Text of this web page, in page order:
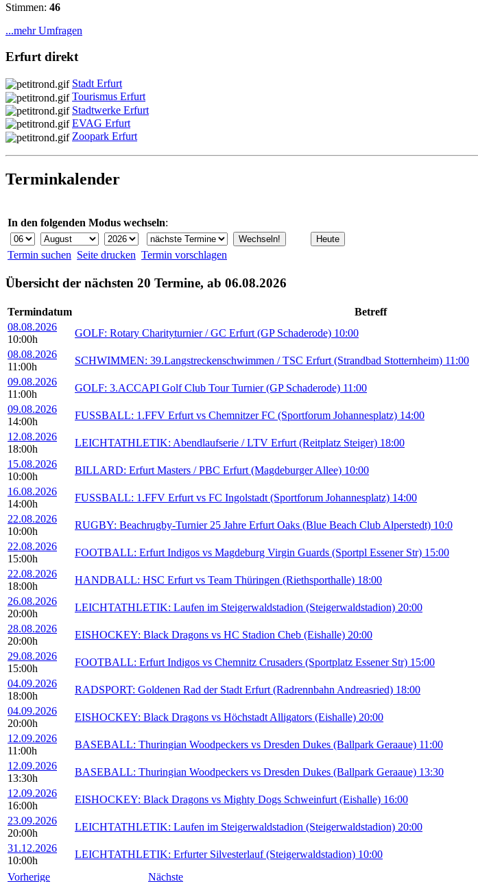
Stimmen: 46
...mehr Umfragen
Erfurt direkt
Stadt Erfurt
Tourismus Erfurt
Stadtwerke Erfurt
EVAG Erfurt
Zoopark Erfurt
Terminkalender
In den folgenden Modus wechseln:
Termin suchen Seite drucken Termin vorschlagen
Übersicht der nächsten 20 Termine, ab 06.08.2026
Termindatum
Betreff
08.08.2026
10:00h
GOLF: Rotary Charityturnier / GC Erfurt (GP Schaderode) 10:00
08.08.2026
11:00h
SCHWIMMEN: 39.Langstreckenschwimmen / TSC Erfurt (Strandbad Stotternheim) 11:00
09.08.2026
11:00h
GOLF: 3.ACCAPI Golf Club Tour Turnier (GP Schaderode) 11:00
09.08.2026
14:00h
FUSSBALL: 1.FFV Erfurt vs Chemnitzer FC (Sportforum Johannesplatz) 14:00
12.08.2026
18:00h
LEICHTATHLETIK: Abendlaufserie / LTV Erfurt (Reitplatz Steiger) 18:00
15.08.2026
10:00h
BILLARD: Erfurt Masters / PBC Erfurt (Magdeburger Allee) 10:00
16.08.2026
14:00h
FUSSBALL: 1.FFV Erfurt vs FC Ingolstadt (Sportforum Johannesplatz) 14:00
22.08.2026
10:00h
RUGBY: Beachrugby-Turnier 25 Jahre Erfurt Oaks (Blue Beach Club Alperstedt) 10:0
22.08.2026
15:00h
FOOTBALL: Erfurt Indigos vs Magdeburg Virgin Guards (Sportpl Essener Str) 15:00
22.08.2026
18:00h
HANDBALL: HSC Erfurt vs Team Thüringen (Riethsporthalle) 18:00
26.08.2026
20:00h
LEICHTATHLETIK: Laufen im Steigerwaldstadion (Steigerwaldstadion) 20:00
28.08.2026
20:00h
EISHOCKEY: Black Dragons vs HC Stadion Cheb (Eishalle) 20:00
29.08.2026
15:00h
FOOTBALL: Erfurt Indigos vs Chemnitz Crusaders (Sportplatz Essener Str) 15:00
04.09.2026
18:00h
RADSPORT: Goldenen Rad der Stadt Erfurt (Radrennbahn Andreasried) 18:00
04.09.2026
20:00h
EISHOCKEY: Black Dragons vs Höchstadt Alligators (Eishalle) 20:00
12.09.2026
11:00h
BASEBALL: Thuringian Woodpeckers vs Dresden Dukes (Ballpark Geraaue) 11:00
12.09.2026
13:30h
BASEBALL: Thuringian Woodpeckers vs Dresden Dukes (Ballpark Geraaue) 13:30
12.09.2026
16:00h
EISHOCKEY: Black Dragons vs Mighty Dogs Schweinfurt (Eishalle) 16:00
23.09.2026
20:00h
LEICHTATHLETIK: Laufen im Steigerwaldstadion (Steigerwaldstadion) 20:00
31.12.2026
10:00h
LEICHTATHLETIK: Erfurter Silvesterlauf (Steigerwaldstadion) 10:00
Vorherige
Nächste